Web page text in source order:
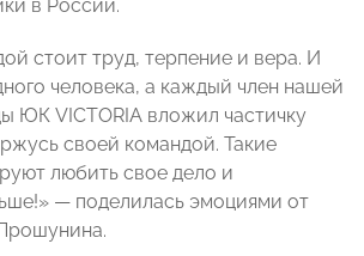
в России.
стоит труд, терпение и вера. И
человека, а каждый член нашей
ЮК VICTORIA вложил частичку
своей командой. Такие
любить свое дело и
— поделилась эмоциями от